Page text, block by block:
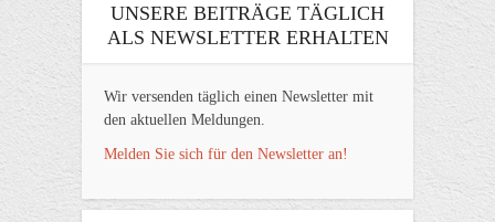
UNSERE BEITRÄGE TÄGLICH
ALS NEWSLETTER ERHALTEN
Wir versenden täglich einen Newsletter mit
den aktuellen Meldungen.
Melden Sie sich für den Newsletter an!